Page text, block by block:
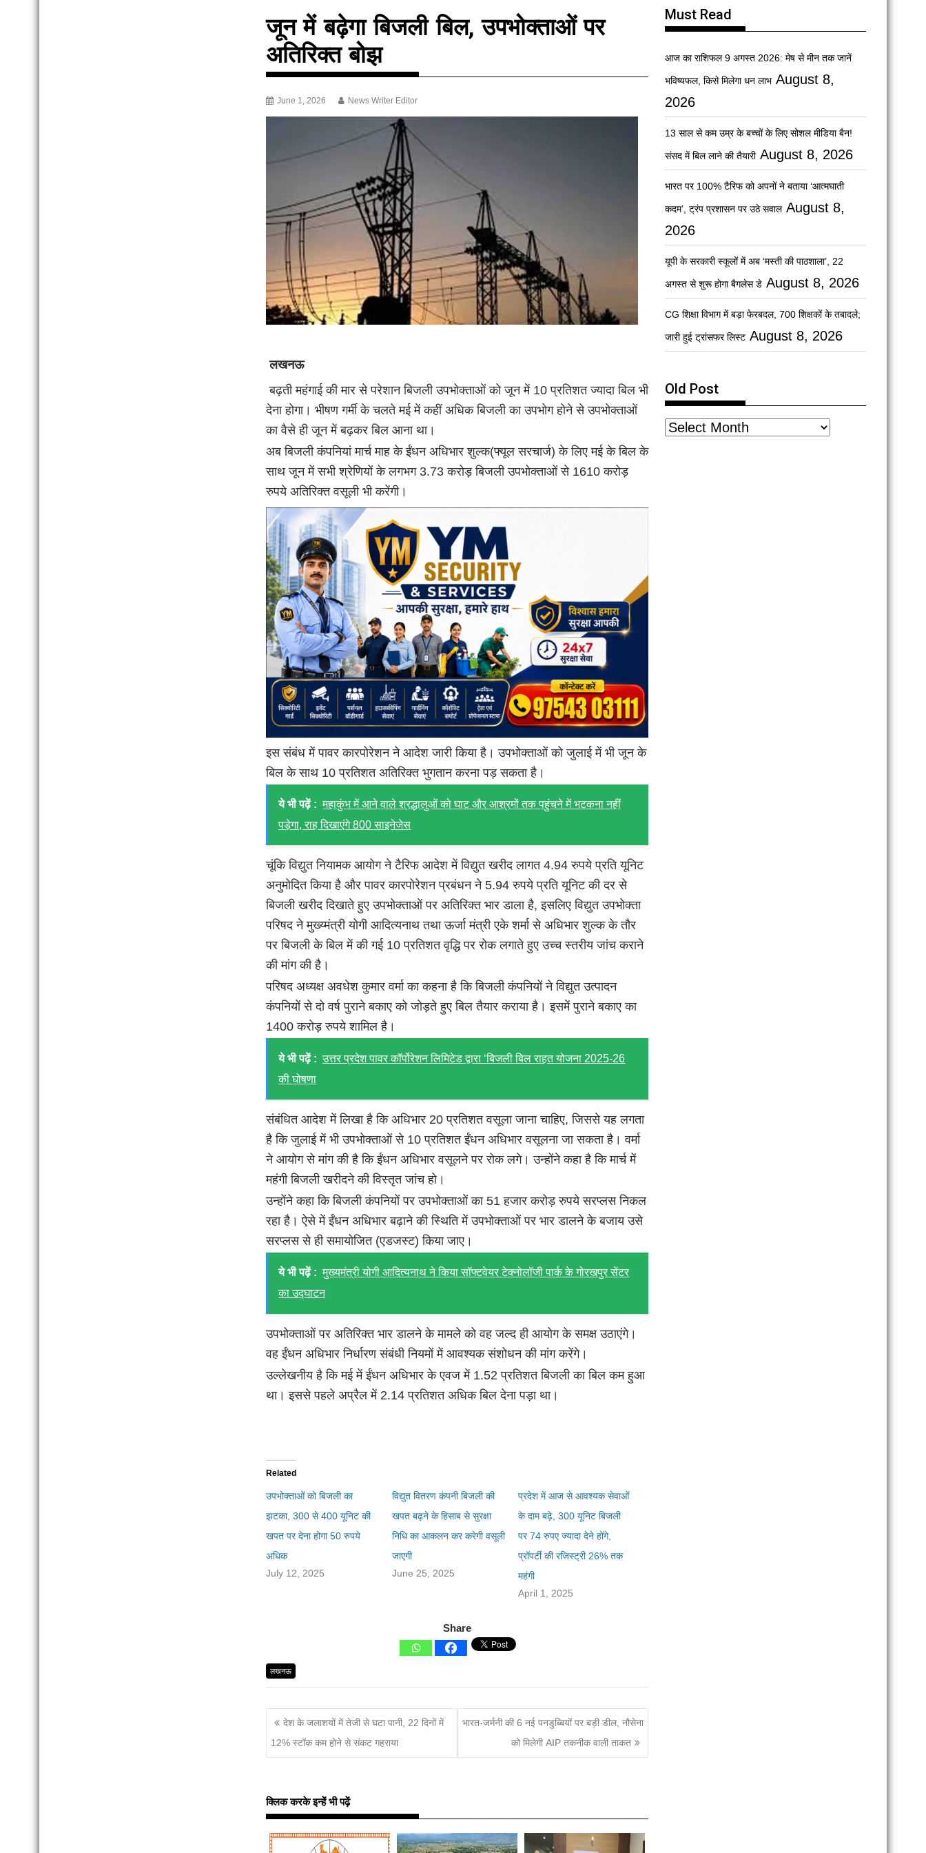
जून में बढ़ेगा बिजली बिल, उपभोक्ताओं पर
अतिरिक्त बोझ
June 1, 2026 News Writer Editor
लखनऊ
बढ़ती महंगाई की मार से परेशान बिजली उपभोक्ताओं को जून में 10 प्रतिशत ज्यादा बिल भी
देना होगा। भीषण गर्मी के चलते मई में कहीं अधिक बिजली का उपभोग होने से उपभोक्ताओं
का वैसे ही जून में बढ़कर बिल आना था।
अब बिजली कंपनियां मार्च माह के ईंधन अधिभार शुल्क(फ्यूल सरचार्ज) के लिए मई के बिल के
साथ जून में सभी श्रेणियों के लगभग 3.73 करोड़ बिजली उपभोक्ताओं से 1610 करोड़
रुपये अतिरिक्त वसूली भी करेंगी।
इस संबंध में पावर कारपोरेशन ने आदेश जारी किया है। उपभोक्ताओं को जुलाई में भी जून के
बिल के साथ 10 प्रतिशत अतिरिक्त भुगतान करना पड़ सकता है।
ये भी पढ़ें : महाकुंभ में आने वाले श्रद्धालुओं को घाट और आश्रमों तक पहुंचने में भटकना नहीं
पड़ेगा, राह दिखाएंगे 800 साइनेजेस
चूंकि विद्युत नियामक आयोग ने टैरिफ आदेश में विद्युत खरीद लागत 4.94 रुपये प्रति यूनिट
अनुमोदित किया है और पावर कारपोरेशन प्रबंधन ने 5.94 रुपये प्रति यूनिट की दर से
बिजली खरीद दिखाते हुए उपभोक्ताओं पर अतिरिक्त भार डाला है, इसलिए विद्युत उपभोक्ता
परिषद ने मुख्य्मंत्री योगी आदित्यनाथ तथा ऊर्जा मंत्री एके शर्मा से अधिभार शुल्क के तौर
पर बिजली के बिल में की गई 10 प्रतिशत वृद्धि पर रोक लगाते हुए उच्च स्तरीय जांच कराने
की मांग की है।
परिषद अध्यक्ष अवधेश कुमार वर्मा का कहना है कि बिजली कंपनियों ने विद्युत उत्पादन
कंपनियों से दो वर्ष पुराने बकाए को जोड़ते हुए बिल तैयार कराया है। इसमें पुराने बकाए का
1400 करोड़ रुपये शामिल है।
ये भी पढ़ें : उत्तर प्रदेश पावर कॉर्पोरेशन लिमिटेड द्वारा ‘बिजली बिल राहत योजना 2025-26
की घोषणा
संबंधित आदेश में लिखा है कि अधिभार 20 प्रतिशत वसूला जाना चाहिए, जिससे यह लगता
है कि जुलाई में भी उपभोक्ताओं से 10 प्रतिशत ईंधन अधिभार वसूलना जा सकता है। वर्मा
ने आयोग से मांग की है कि ईंधन अधिभार वसूलने पर रोक लगे। उन्होंने कहा है कि मार्च में
महंगी बिजली खरीदने की विस्तृत जांच हो।
उन्होंने कहा कि बिजली कंपनियों पर उपभोक्ताओं का 51 हजार करोड़ रुपये सरप्लस निकल
रहा है। ऐसे में ईंधन अधिभार बढ़ाने की स्थिति में उपभोक्ताओं पर भार डालने के बजाय उसे
सरप्लस से ही समायोजित (एडजस्ट) किया जाए।
ये भी पढ़ें : मुख्यमंत्री योगी आदित्यनाथ ने किया सॉफ्टवेयर टेक्नोलॉजी पार्क के गोरखपुर सेंटर
का उद्घाटन
उपभोक्ताओं पर अतिरिक्त भार डालने के मामले को वह जल्द ही आयोग के समक्ष उठाएंगे।
वह ईंधन अधिभार निर्धारण संबंधी नियमों में आवश्यक संशोधन की मांग करेंगे।
उल्लेखनीय है कि मई में ईंधन अधिभार के एवज में 1.52 प्रतिशत बिजली का बिल कम हुआ
था। इससे पहले अप्रैल में 2.14 प्रतिशत अधिक बिल देना पड़ा था।
Related
उपभोक्ताओं को बिजली का
झटका, 300 से 400 यूनिट की
खपत पर देना होगा 50 रुपये
अधिक
July 12, 2025
विद्युत वितरण कंपनी बिजली की
खपत बढ़ने के हिसाब से सुरक्षा
निधि का आकलन कर करेगी वसूली
जाएगी
June 25, 2025
प्रदेश में आज से आवश्यक सेवाओं
के दाम बढ़े, 300 यूनिट बिजली
पर 74 रुपए ज्यादा देने होंगे,
प्रॉपर्टी की रजिस्ट्री 26% तक
महंगी
April 1, 2025
Share
लखनऊ
देश के जलाशयों में तेजी से घटा पानी, 22 दिनों में
12% स्टॉक कम होने से संकट गहराया
भारत-जर्मनी की 6 नई पनडुब्बियों पर बड़ी डील, नौसेना
को मिलेगी AIP तकनीक वाली ताकत
क्लिक करके इन्हें भी पढ़ें
Must Read
आज का राशिफल 9 अगस्त 2026: मेष से मीन तक जानें
भविष्यफल, किसे मिलेगा धन लाभ August 8,
2026
13 साल से कम उम्र के बच्चों के लिए सोशल मीडिया बैन!
संसद में बिल लाने की तैयारी August 8, 2026
भारत पर 100% टैरिफ को अपनों ने बताया ‘आत्मघाती
कदम’, ट्रंप प्रशासन पर उठे सवाल August 8,
2026
यूपी के सरकारी स्कूलों में अब ‘मस्ती की पाठशाला’, 22
अगस्त से शुरू होगा बैगलेस डे August 8, 2026
CG शिक्षा विभाग में बड़ा फेरबदल, 700 शिक्षकों के तबादले;
जारी हुई ट्रांसफर लिस्ट August 8, 2026
Old Post